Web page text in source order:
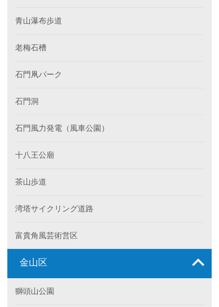
青山瀑布歩道
老梅石槽
石門凧パーク
石門洞
石門風力発電（風車公園）
十八王公廟
茶山歩道
湾塔サイクリング道路
富貴角風芸術営区
金山区
獅頭山公園